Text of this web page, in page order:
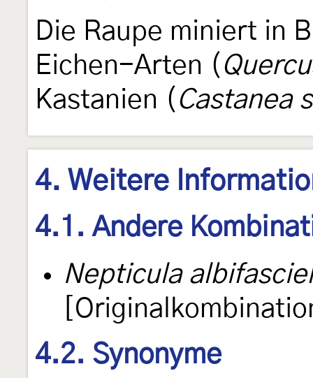
Die Raupe miniert in
Eichen-Arten (
Kastanien ( Castanea
4. Weitere
4.1. Andere
Nepticula
4.2. Synonyme